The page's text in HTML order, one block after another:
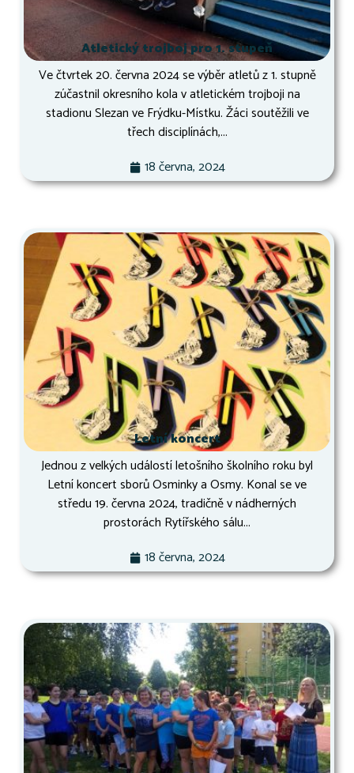
Atletický trojboj pro 1. stupeň
Ve čtvrtek 20. června 2024 se výběr atletů z 1. stupně
zúčastnil okresního kola v atletickém trojboji na
stadionu Slezan ve Frýdku-Místku. Žáci soutěžili ve
třech disciplínách,...
18 června, 2024
Letní koncert
Jednou z velkých událostí letošního školního roku byl
Letní koncert sborů Osminky a Osmy. Konal se ve
středu 19. června 2024, tradičně v nádherných
prostorách Rytířského sálu...
18 června, 2024